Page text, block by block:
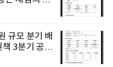
규모 분기 배
책 3분기 공